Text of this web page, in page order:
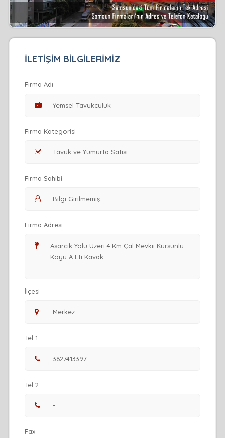
İLETİŞİM BİLGİLERİMİZ
Firma Adı
Firma Kategorisi
Firma Sahibi
Firma Adresi
İlçesi
Tel 1
Tel 2
Fax